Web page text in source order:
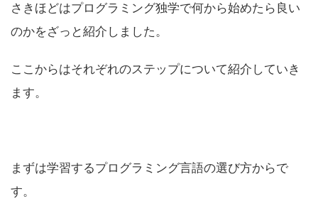
さきほどはプログラミング独学で何から始めたら良い
のかをざっと紹介しました。
ここからはそれぞれのステップについて紹介していき
ます。
まずは学習するプログラミング言語の選び方からで
す。